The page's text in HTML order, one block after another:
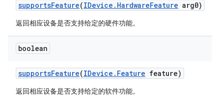
supportsFeature(IDevice . HardwareFeature arg0)
返回相应设备是否支持给定的硬件功能。
boolean
supportsFeature(IDevice . Feature feature)
返回相应设备是否支持给定的软件功能。